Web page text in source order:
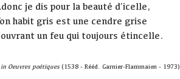
je dis pour la beauté d’icelle,
habit gris est une cendre grise
un feu qui toujours étincelle.
Oeuvres poétiques (1538 - Rééd. Garnier-Flammaion - 1973)